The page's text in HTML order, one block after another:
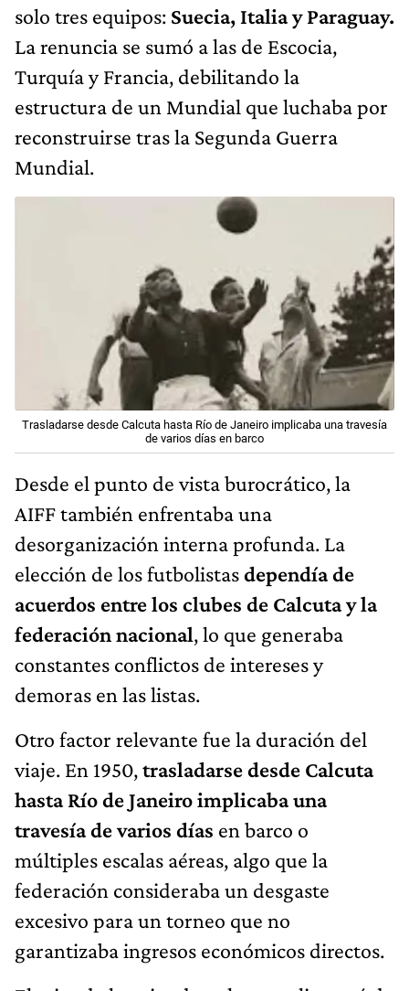
solo tres equipos: Suecia, Italia y Paraguay.
La renuncia se sumó a las de Escocia,
Turquía y Francia, debilitando la
estructura de un Mundial que luchaba por
reconstruirse tras la Segunda Guerra
Mundial.
Trasladarse desde Calcuta hasta Río de Janeiro implicaba una travesía
de varios días en barco
Desde el punto de vista burocrático, la
AIFF también enfrentaba una
desorganización interna profunda. La
elección de los futbolistasdependía de
acuerdos entre los clubes de Calcuta y la
federación nacional, lo que generaba
constantes conflictos de intereses y
demoras en las listas.
Otro factor relevante fue la duración del
viaje. En 1950,trasladarse desde Calcuta
hasta Río de Janeiro implicaba una
travesía de varios días en barco o
múltiples escalas aéreas, algo que la
federación consideraba un desgaste
excesivo para un torneo que no
garantizaba ingresos económicos directos.